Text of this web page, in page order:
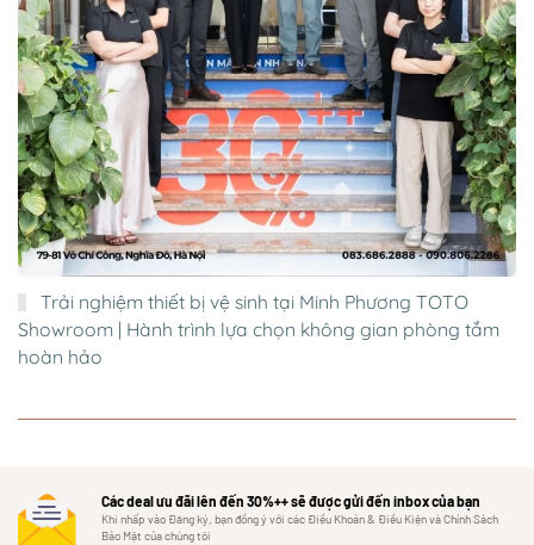
Trải nghiệm thiết bị vệ sinh tại Minh Phương TOTO
Showroom | Hành trình lựa chọn không gian phòng tắm
hoàn hảo
Các deal ưu đãi lên đến 30%++ sẽ được gửi đến inbox của bạn
Khi nhấp vào Đăng ký, bạn đồng ý với các Điều Khoản & Điều Kiện và Chính Sách
Bảo Mật của chúng tôi